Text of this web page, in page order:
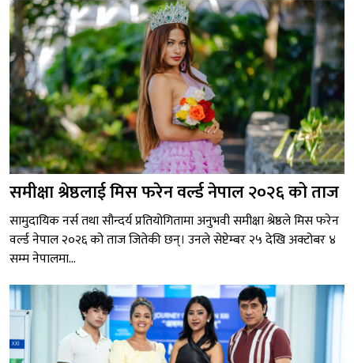
समीक्षा श्रेष्ठलाई मिस फरेन वर्ल्ड नेपाल २०२६ को ताज
सामुदायिक नर्स तथा सौन्दर्य प्रतियोगितामा अनुभवी समीक्षा श्रेष्ठले मिस फरेन
वर्ल्ड नेपाल २०२६ को ताज जितेकी छन्। उनले सेप्टेम्बर २५ देखि अक्टोबर ४
सम्म नेपालमा...